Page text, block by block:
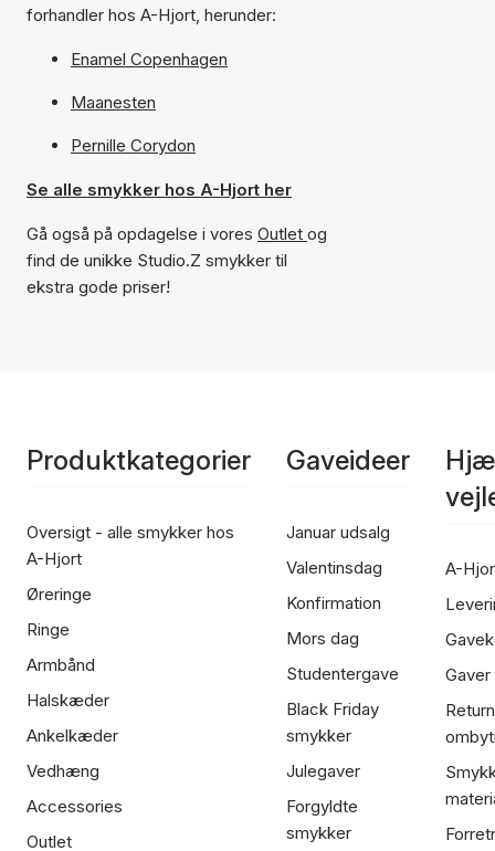
forhandler hos A-Hjort, herunder:
Enamel Copenhagen
Maanesten
Pernille Corydon
Se alle smykker hos A-Hjort her
Gå også på opdagelse i vores Outlet og
find de unikke Studio.Z smykker til
ekstra gode priser!
Produktkategorier
Oversigt - alle smykker hos
A-Hjort
Øreringe
Ringe
Armbånd
Halskæder
Ankelkæder
Vedhæng
Accessories
Outlet
Gaveideer
Januar udsalg
Valentinsdag
Konfirmation
Mors dag
Studentergave
Black Friday
smykker
Julegaver
Forgyldte
smykker
A-